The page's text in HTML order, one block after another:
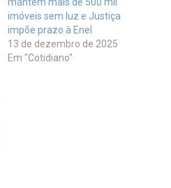
imóveis sem luz e Justiça
impõe prazo à Enel
13 de dezembro de 2025
Em "Cotidiano"